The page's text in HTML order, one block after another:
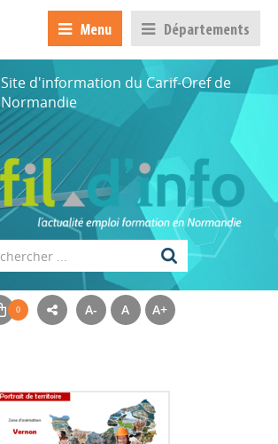
Menu Départements
Site d'information du Carif-Oref de
Normandie
A- A A+